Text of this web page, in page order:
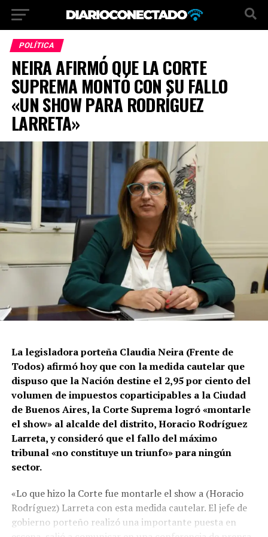
POLÍTICA
NEIRA AFIRMÓ QUE LA CORTE
SUPREMA MONTÓ CON SU FALLO
«UN SHOW PARA RODRÍGUEZ
LARRETA»
La legisladora porteña Claudia Neira (Frente de
Todos) afirmó hoy que con la medida cautelar que
dispuso que la Nación destine el 2,95 por ciento del
volumen de impuestos coparticipables a la Ciudad
de Buenos Aires, la Corte Suprema logró «montarle
el show» al alcalde del distrito, Horacio Rodríguez
Larreta, y consideró que el fallo del máximo
tribunal «no constituye un triunfo» para ningún
sector.
«Lo que hizo la Corte fue montarle el show a (Horacio
Rodríguez) Larreta con esta medida cautelar. El jefe de
gobierno porteño realizó una importante puesta en